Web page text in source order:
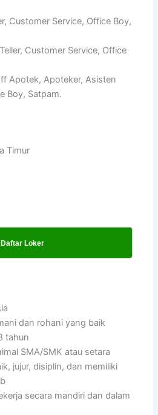
Customer Service, Office Boy,
Customer Service, Office
Apotek, Apoteker, Asisten
Boy, Satpam.
Timur
Daftar Loker
dan rohani yang baik
tahun
SMA/SMK atau setara
jujur, disiplin, dan memiliki
secara mandiri dan dalam